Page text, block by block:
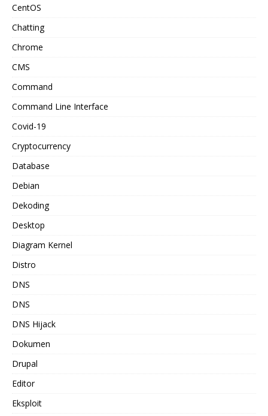
CentOS
Chatting
Chrome
CMS
Command
Command Line Interface
Covid-19
Cryptocurrency
Database
Debian
Dekoding
Desktop
Diagram Kernel
Distro
DNS
DNS
DNS Hijack
Dokumen
Drupal
Editor
Eksploit